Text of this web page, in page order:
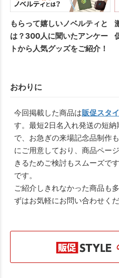
もらって嬉しいノベルティと
は？300人に聞いたアンケー
トから人気グッズをご紹介！
おわりに
今回掲載した商品は販促スタ
す。最短2日名入れ発送の短
で、お急ぎの来場記念品制作
にご用意しており、商品ペー
きるためご検討もスムーズで
です。
ご紹介しきれなかった商品も
ずはお気軽にお問い合わせくだ